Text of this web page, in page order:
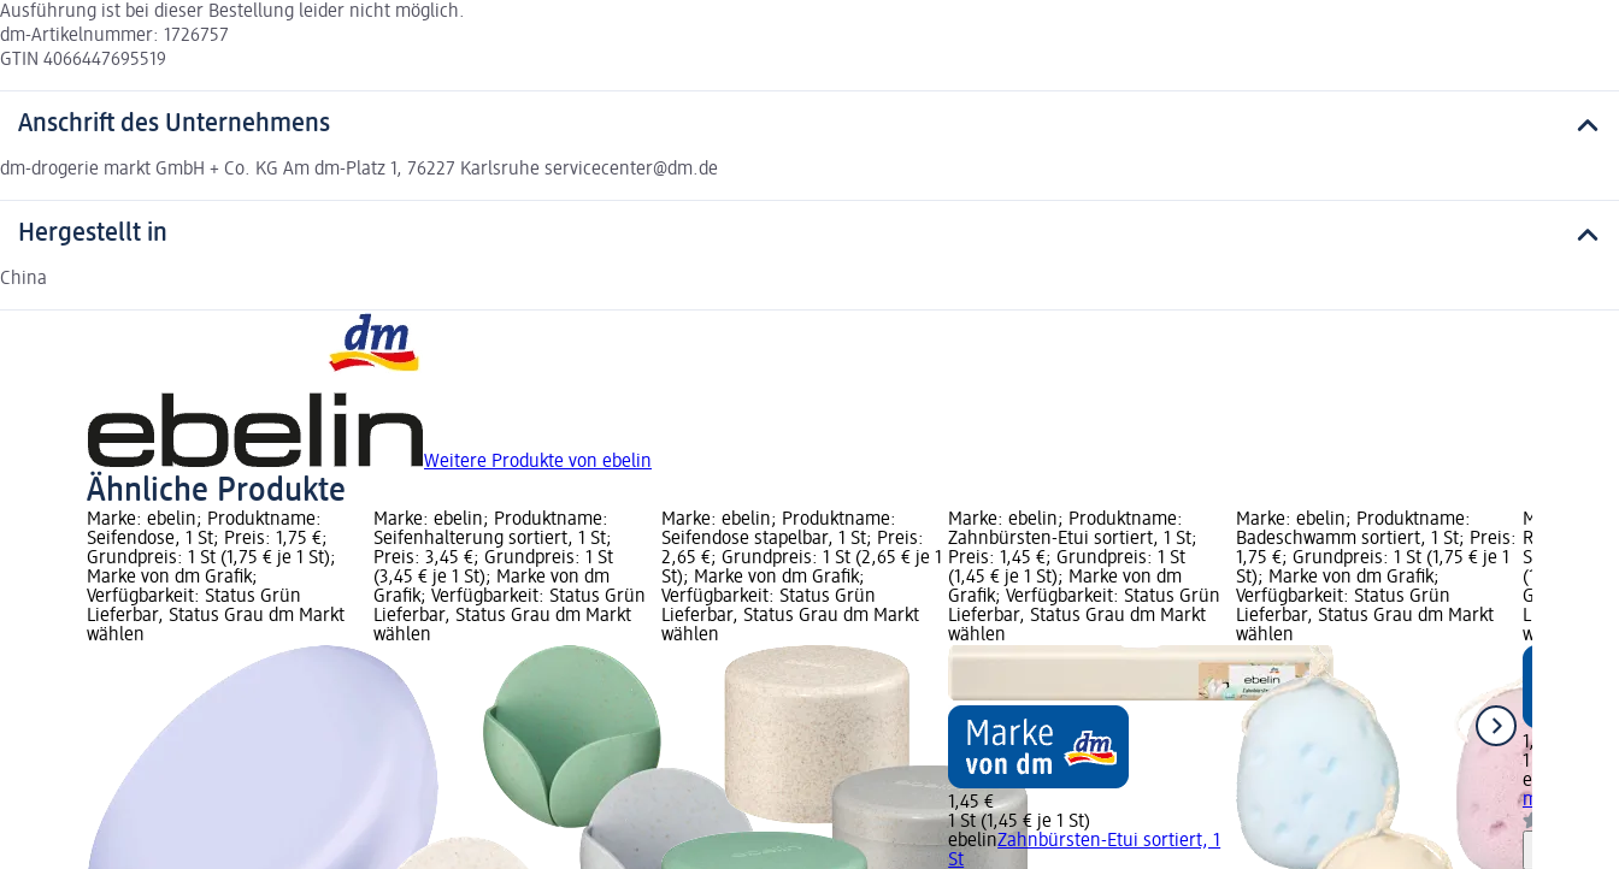
Ausführung ist bei dieser Bestellung leider nicht möglich.
dm-Artikelnummer: 1726757
GTIN 4066447695519
Anschrift des Unternehmens
dm-drogerie markt GmbH + Co. KG Am dm-Platz 1, 76227 Karlsruhe servicecenter@dm.de
Hergestellt in
China
Weitere Produkte von ebelin
Ähnliche Produkte
Marke: ebelin; Produktname:
Seifendose, 1 St; Preis: 1,75 €;
Grundpreis: 1 St (1,75 € je 1 St);
Marke von dm Grafik;
Verfügbarkeit: Status Grün
Lieferbar, Status Grau dm Markt
wählen
Marke: ebelin; Produktname:
Seifenhalterung sortiert, 1 St;
Preis: 3,45 €; Grundpreis: 1 St
(3,45 € je 1 St); Marke von dm
Grafik; Verfügbarkeit: Status Grün
Lieferbar, Status Grau dm Markt
wählen
Marke: ebelin; Produktname:
Seifendose stapelbar, 1 St; Preis:
2,65 €; Grundpreis: 1 St (2,65 € je 1
St); Marke von dm Grafik;
Verfügbarkeit: Status Grün
Lieferbar, Status Grau dm Markt
wählen
Marke: ebelin; Produktname:
Zahnbürsten-Etui sortiert, 1 St;
Preis: 1,45 €; Grundpreis: 1 St
(1,45 € je 1 St); Marke von dm
Grafik; Verfügbarkeit: Status Grün
Lieferbar, Status Grau dm Markt
wählen
1,45 €
1 St (1,45 € je 1 St)
ebelinZahnbürsten-Etui sortiert, 1
St
Marke: ebelin; Produktname:
Badeschwamm sortiert, 1 St; Preis:
1,75 €; Grundpreis: 1 St (1,75 € je 1
St); Marke von dm Grafik;
Verfügbarkeit: Status Grün
Lieferbar, Status Grau dm Markt
wählen
Marke:
St; Preis:
(1,60 € je 1
Grafik;
Lieferbar,
wählen
1,60 €
1 St (1,60 €
ebelin
ml), 1 St